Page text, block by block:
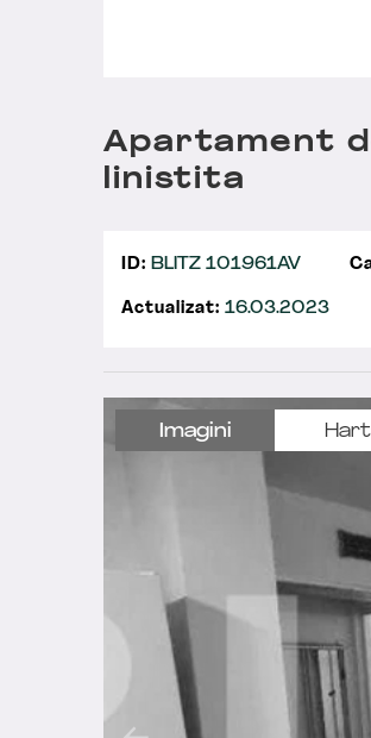
Imagini
Apartament
linistita
ID: BLITZ 101961AV
Actualizat: 16.03.2023